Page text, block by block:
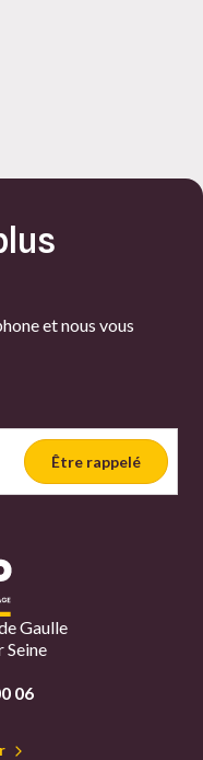
et nous vous
Être rappelé
Gaulle
Seine
06